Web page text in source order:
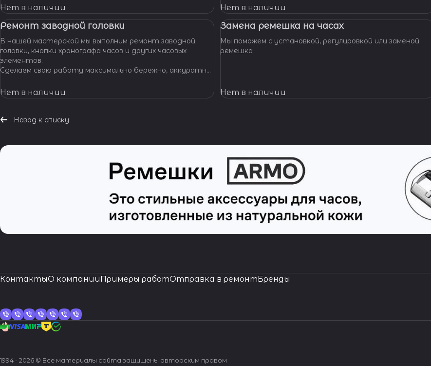
Нет в наличии
вам решить вашу проблему и произведут замену
батарейки профессионально, быстро, качественно и по
доступной цене.
Нет в наличии
Ремонт заводной головки
В нашей мастерской мы выполним ремонт заводной
головки, кнопки хронографа часов и других часовых
элементов.
Сделаем свою работу максимально бережно, аккуратно
часов.
Нет в наличии
Замена ремешка на часах
Мы поможем с установкой, регулировкой или заменой
ремешка
Нет в наличии
Назад к списку
КонтактыО компанииПримеры работОтправка в ремонтБренды
1994 - 2026 © Все материалы сайта защищены авторским правом